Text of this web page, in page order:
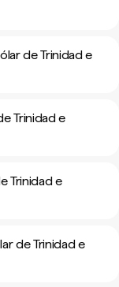
de Trinidad e
Trinidad e
Trinidad e
de Trinidad e